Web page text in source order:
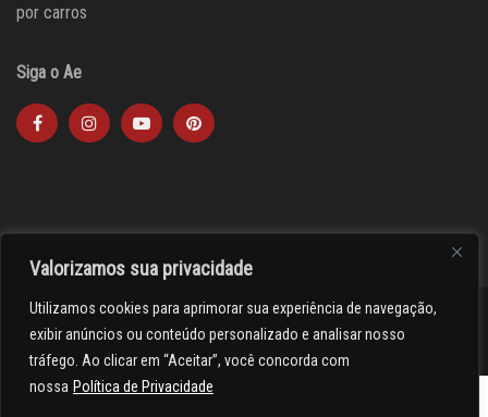
Valorizamos sua privacidade
Utilizamos cookies para aprimorar sua experiência de navegação,
exibir anúncios ou conteúdo personalizado e analisar nosso
tráfego. Ao clicar em “Aceitar”, você concorda com
nossa Política de Privacidade
por carros
Siga o Ae
><(((º> 17